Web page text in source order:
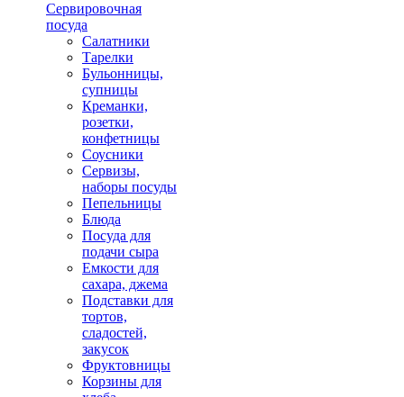
Сервировочная
посуда
Салатники
Тарелки
Бульонницы,
супницы
Креманки,
розетки,
конфетницы
Соусники
Сервизы,
наборы посуды
Пепельницы
Блюда
Посуда для
подачи сыра
Емкости для
сахара, джема
Подставки для
тортов,
сладостей,
закусок
Фруктовницы
Корзины для